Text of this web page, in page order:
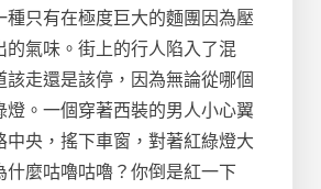
種只有在極度巨大的麵團因為壓
的氣味。街上的行人陷入了混
該走還是該停，因為無論從哪個
燈。一個穿著西裝的男人小心翼
中央，搖下車窗，對著紅綠燈大
什麼咕嚕咕嚕？你倒是紅一下